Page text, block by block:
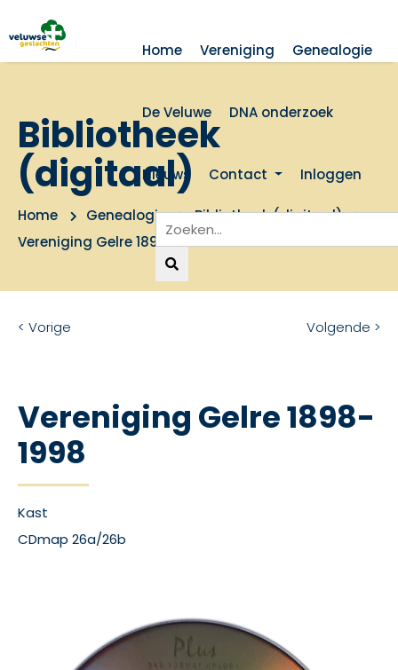
Home Vereniging Genealogie
De Veluwe DNA onderzoek
Nieuws Contact Inloggen
Bibliotheek
(digitaal)
Home Genealogie
Bibliotheek (digitaal)
Vereniging Gelre 1898-1998
< Vorige Volgende >
Vereniging Gelre 1898-
1998
Kast
CDmap 26a/26b